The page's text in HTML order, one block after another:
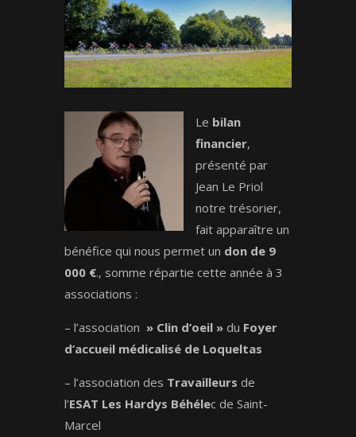
Le bilan
financier,
présenté par
Jean Le Priol
notre trésorier,
fait apparaître un
bénéfice qui nous permet un don de 9
000 €., somme répartie cette année à 3
associations :
– l’association » Clin d’oeil »du Foyer
d’accueil médicalisé de Loqueltas
– l’association des Travailleurs de
l’ESAT Les Hardys Béhélec de Saint-
Marcel